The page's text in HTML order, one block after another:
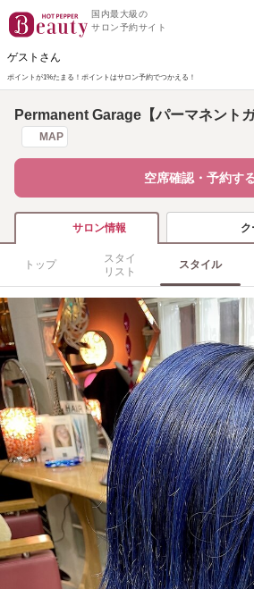
国内最大級の
サロン予約サイト
ゲストさん
ポイントが1%たまる！ ポイントはサロン予約でつかえる！
Permanent Garage【パーマネントガ
MAP
空席確認・予約す
サロン情報 ク
トップ
スタイ
リスト
スタイル